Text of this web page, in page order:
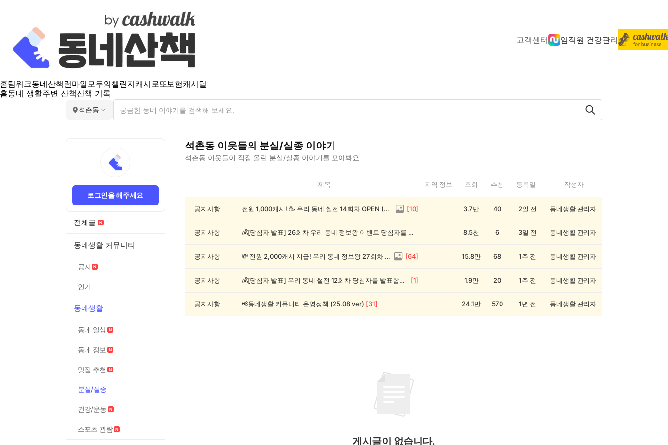
고객센터 임직원 건강관리
홈팀워크동네산책 런마일모두의챌린지캐시로또보험캐시딜
홈동네 생활주변 산책산책 기록
석촌동
로그인을 해주세요
전체글
동네생활 커뮤니티
공지
인기
동네생활
동네 일상
동네 정보
맛집 추천
분실/실종
건강/운동
스포츠 관람
석촌동 이웃들의 분실/실종 이야기
석촌동 이웃들이 직접 올린 분실/실종 이야기를 모아봐요
동
제목 지역 정보 조회 추천 등록일 작성자
공지사항 전원 1,000캐시! 🥳 우리 동네 썰전 14회차 OPEN (~8/17) [10] 3.7만 40 2일 전 동네생활 관리자
공지사항 💰[당첨자 발표] 26회차 우리 동네 정보왕 이벤트 당첨자를 발표합니다! 8.5천 6 3일 전 동네생활 관리자
공지사항 💸 전원 2,000캐시 지급! 우리 동네 정보왕 27회차 (~8/10) [64] 15.8만 68 1주 전 동네생활 관리자
공지사항 💰[당첨자 발표] 우리 동네 썰전 12회차 당첨자를 발표합니다! [1] 1.9만 20 1주 전 동네생활 관리자
공지사항 📢동네생활 커뮤니티 운영정책 (25.08 ver) [31] 24.1만 570 1년 전 동네생활 관리자
게시글이 없습니다.